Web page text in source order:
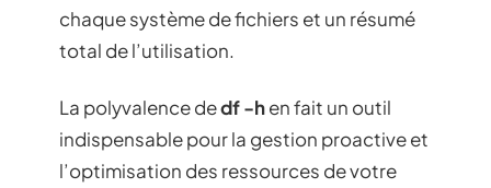
chaque système de fichiers et un résumé
total de l’utilisation.
La polyvalence dedf -hen fait un outil
indispensable pour la gestion proactive et
l’optimisation des ressources de votre